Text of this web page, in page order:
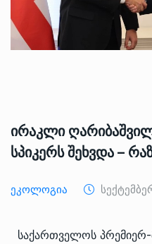
ირაკლი
სპიკერს შეხვდა –
Ეკოლოგია
საქართველოს